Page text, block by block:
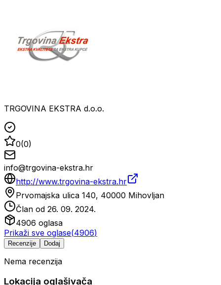
TRGOVINA EKSTRA d.o.o.
0(0)
info@trgovina-ekstra.hr
http://www.trgovina-ekstra.hr
Prvomajska ulica 140, 40000 Mihovljan
Član od 26. 09. 2024.
4906 oglasa
Prikaži sve oglase(4906)
Recenzije Dodaj
Nema recenzija
Lokacija oglašivača